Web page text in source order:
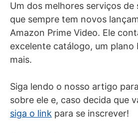
Um dos melhores serviços de
que sempre tem novos
Amazon Prime Video. Ele
excelente catálogo, um plano
mais.
Siga lendo o nosso artigo
sobre ele e, caso decida que
siga o link para se inscrever!